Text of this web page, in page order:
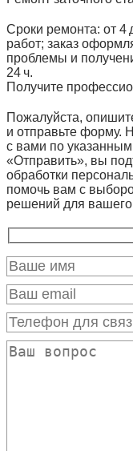
Сроки ремонта: от 4
работ; заказ
проблемы и
24 ч.
Получите
Пожалуйста,
и отправьте форму.
с вами по
«Отправить», вы
обработки
помочь вам с
решений для вашего